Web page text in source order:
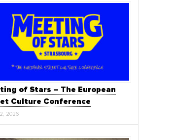
of Stars – The European
Culture Conference
2026